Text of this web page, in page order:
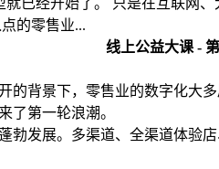
的零售业...
线上公益大课 -
背景下，零售业的数字化大多
了第一轮浪潮。
勃发展。多渠道、全渠道体